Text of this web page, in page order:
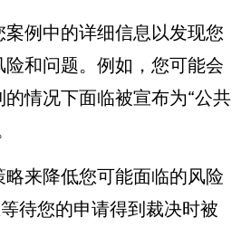
例中的详细信息以发现您
和问题。例如，您可能会
情况下面临被宣布为“公共
来降低您可能面临的风险
待您的申请得到裁决时被